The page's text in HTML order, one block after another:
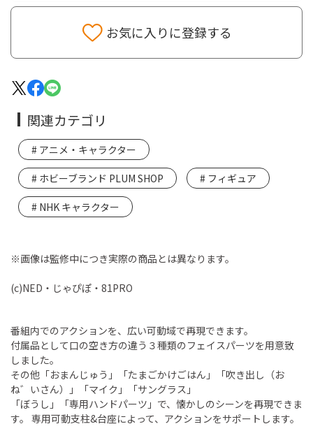
お気に入りに登録する
※画像は監修中につき実際の商品とは異なります。
(c)NED・じゃぴぽ・81PRO
番組内でのアクションを、広い可動域で再現できます。
付属品として口の空き方の違う３種類のフェイスパーツを用意致
しました。
その他「おまんじゅう」「たまごかけごはん」「吹き出し（お
ね゛いさん）」「マイク」「サングラス」
「ぼうし」「専用ハンドパーツ」で、懐かしのシーンを再現できま
す。 専用可動支柱&台座によって、アクションをサポートします。
関連カテゴリ
アニメ・キャラクター
ホビーブランド PLUM SHOP フィギュア
NHK キャラクター